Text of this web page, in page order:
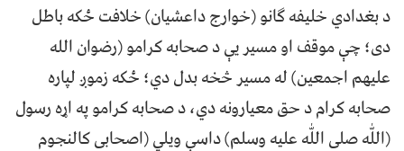
د بغدادي خليفه ګانو (خوارج داعشيان) خلافت ځکه باطل
دی؛ چې موقف او مسير يې د صحابه کرامو (رضوان الله
عليهم اجمعين) له مسير څخه بدل دي؛ ځکه زموږ لپاره
صحابه کرام د حق معيارونه دي، د صحابه کرامو په اړه رسول
(اللّٰه صلی اللّٰه عليه وسلم) داسې ويلي (اصحابی کالنجوم